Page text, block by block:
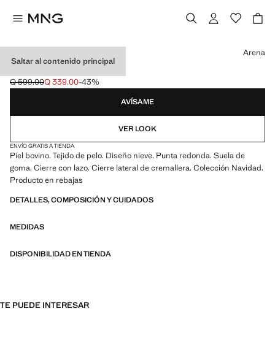
Saltar al contenido principal
BOTÍN DETALLES PIEL
Precio inicial tachado [Q 599.00 ]
Q 599.00
Precio actual [Q 339.00 ]
Q 339.00-43%
Selecciona un color
Arena
AVÍSAME
VER LOOK
ENVÍO GRATIS A TIENDA
Piel bovino. Tejido de pelo. Diseño nieve. Punta redonda. Suela de
goma. Cierre con lazo. Cierre lateral de cremallera. Colección Navidad.
Producto en rebajas
DETALLES, COMPOSICIÓN Y CUIDADOS
MEDIDAS
DISPONIBILIDAD EN TIENDA
TE PUEDE INTERESAR